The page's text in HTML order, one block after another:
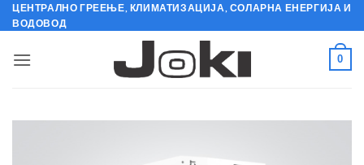
Skip
to
ЦЕНТРАЛНО ГРЕЕЊЕ, КЛИМАТИЗАЦИЈА, СОЛАРНА ЕНЕРГИЈА И
ВОДОВОД
0